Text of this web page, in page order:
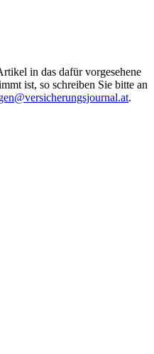
in das dafür vorgesehene
ist, so schreiben Sie bitte an
.